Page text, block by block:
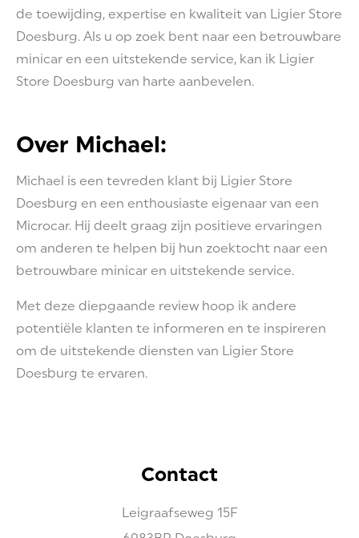
de toewijding, expertise en kwaliteit van Ligier Store
Doesburg. Als u op zoek bent naar een betrouwbare
minicar en een uitstekende service, kan ik Ligier
Store Doesburg van harte aanbevelen.
Over Michael:
Michael is een tevreden klant bij Ligier Store
Doesburg en een enthousiaste eigenaar van een
Microcar. Hij deelt graag zijn positieve ervaringen
om anderen te helpen bij hun zoektocht naar een
betrouwbare minicar en uitstekende service.
Met deze diepgaande review hoop ik andere
potentiële klanten te informeren en te inspireren
om de uitstekende diensten van Ligier Store
Doesburg te ervaren.
Contact
Leigraafseweg 15F